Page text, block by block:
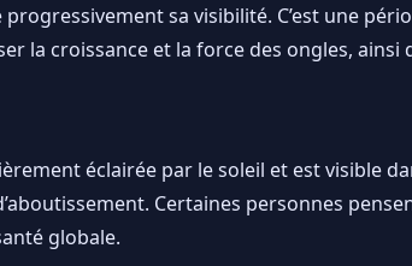
sa visibilité. C’est une
la croissance et la force des ongles,
éclairée par le soleil et est visible
Certaines personnes
globale.